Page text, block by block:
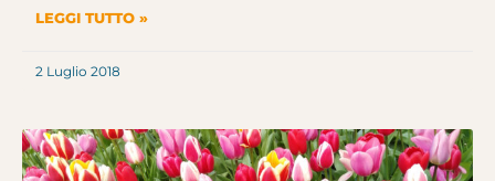
LEGGI TUTTO »
2 Luglio 2018